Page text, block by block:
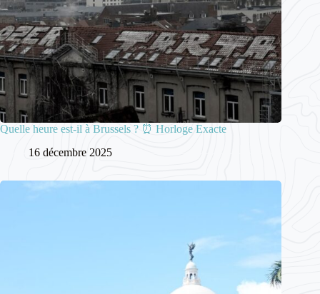
Quelle heure est-il à Brussels ? ⏰ Horloge Exacte
16 décembre 2025